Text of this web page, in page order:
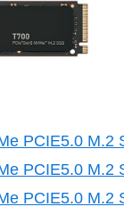
PCIE5.0 M.2
PCIE5.0 M.2
PCIE5.0 M.2